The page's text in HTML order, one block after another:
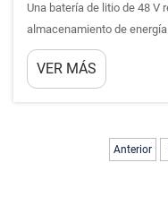
Una batería de litio de 48
almacenamiento de
abordamos la gestión de la
comerciales e industriales.
VER MÁS
Anterior